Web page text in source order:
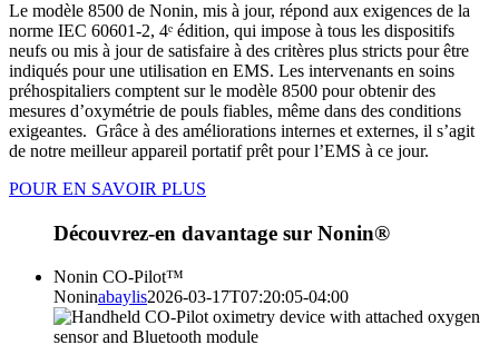
Le modèle 8500 de Nonin, mis à jour, répond aux exigences de la
norme IEC 60601-2, 4ᵉ édition, qui impose à tous les dispositifs
neufs ou mis à jour de satisfaire à des critères plus stricts pour être
indiqués pour une utilisation en EMS. Les intervenants en soins
préhospitaliers comptent sur le modèle 8500 pour obtenir des
mesures d’oxymétrie de pouls fiables, même dans des conditions
exigeantes. Grâce à des améliorations internes et externes, il s’agit
de notre meilleur appareil portatif prêt pour l’EMS à ce jour.
POUR EN SAVOIR PLUS
Découvrez-en davantage sur Nonin®
Nonin CO-Pilot™
Noninabaylis2026-03-17T07:20:05-04:00